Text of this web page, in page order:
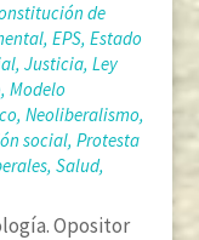
de
, EPS, Estado
, Justicia, Ley
, Modelo
, Neoliberalismo,
social, Protesta
, Salud,
Opositor